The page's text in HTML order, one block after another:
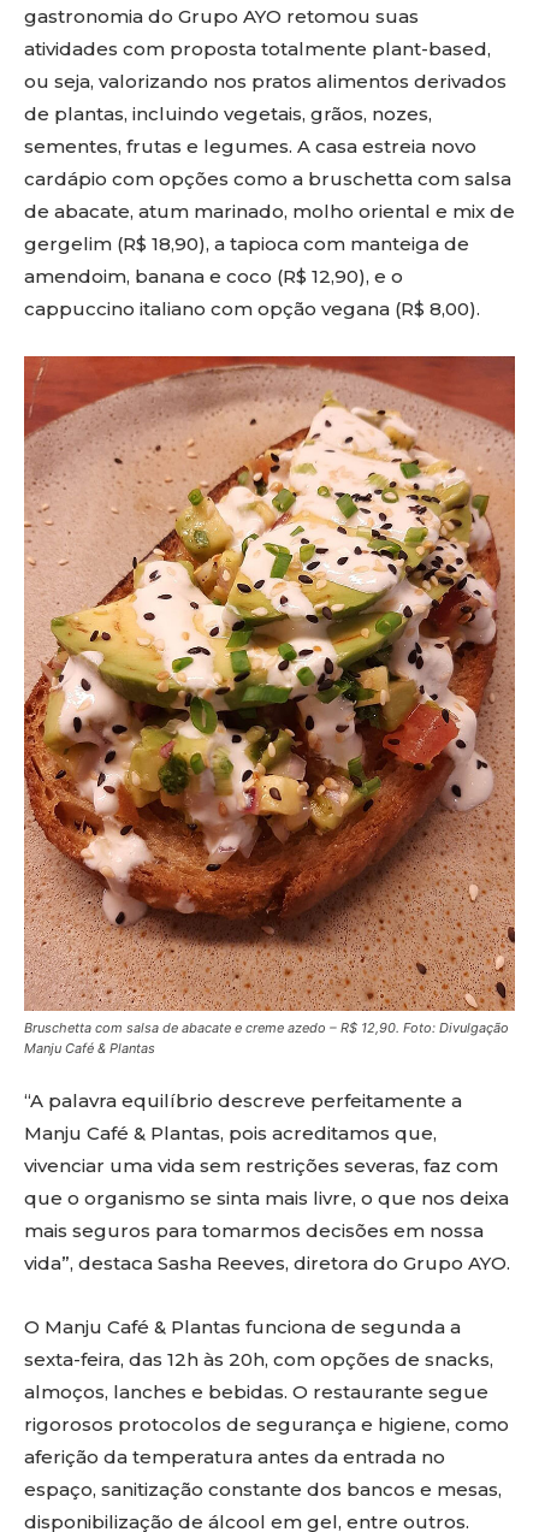
gastronomia do Grupo AYO retomou suas
atividades com proposta totalmente plant-based,
ou seja, valorizando nos pratos alimentos derivados
de plantas, incluindo vegetais, grãos, nozes,
sementes, frutas e legumes. A casa estreia novo
cardápio com opções como a bruschetta com salsa
de abacate, atum marinado, molho oriental e mix de
gergelim (R$ 18,90), a tapioca com manteiga de
amendoim, banana e coco (R$ 12,90), e o
cappuccino italiano com opção vegana (R$ 8,00).
Bruschetta com salsa de abacate e creme azedo – R$ 12,90. Foto: Divulgação
Manju Café & Plantas
“A palavra equilíbrio descreve perfeitamente a
Manju Café & Plantas, pois acreditamos que,
vivenciar uma vida sem restrições severas, faz com
que o organismo se sinta mais livre, o que nos deixa
mais seguros para tomarmos decisões em nossa
vida”, destaca Sasha Reeves, diretora do Grupo AYO.
O Manju Café & Plantas funciona de segunda a
sexta-feira, das 12h às 20h, com opções de snacks,
almoços, lanches e bebidas. O restaurante segue
rigorosos protocolos de segurança e higiene, como
aferição da temperatura antes da entrada no
espaço, sanitização constante dos bancos e mesas,
disponibilização de álcool em gel, entre outros.